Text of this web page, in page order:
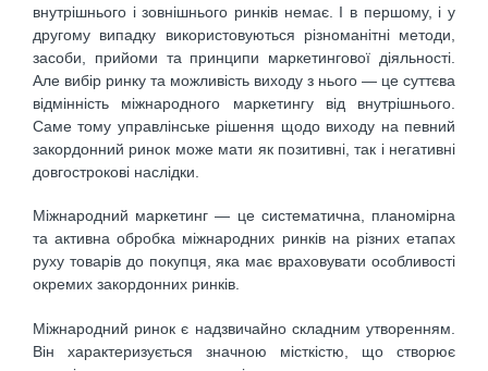
внутрішнього і зовнішнього ринків немає. І в першому, і у
другому випадку використовуються різноманітні методи,
засоби, прийоми та принципи маркетингової діяльності.
Але вибір ринку та можливість виходу з нього — це суттєва
відмінність міжнародного маркетингу від внутрішнього.
Саме тому управлінське рішення щодо виходу на певний
закордонний ринок може мати як позитивні, так і негативні
довгострокові наслідки.
Міжнародний маркетинг — це систематична, планомірна
та активна обробка міжнародних ринків на різних етапах
руху товарів до покупця, яка має враховувати особливості
окремих закордонних ринків.
Міжнародний ринок є надзвичайно складним утворенням.
Він характеризується значною місткістю, що створює